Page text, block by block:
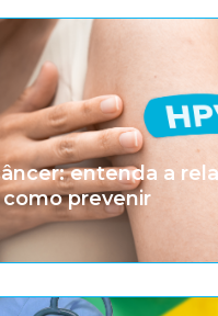
entenda a
como prevenir